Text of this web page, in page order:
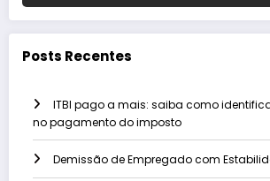
Posts Recentes
ITBI pago a mais: saiba como
no pagamento do imposto
Demissão de Empregado com